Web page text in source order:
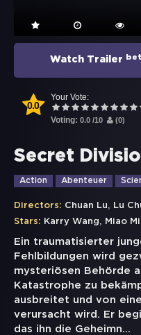
Watch Trailer
0.0
Your Vote:
Voting: 0.0 /10 (0)
Secret
Action Abenteuer
Directors: Chuan Lu, Lu
Stars: Karry Wang, Miao
Ein traumatisierter
Fehlbildungen wird
mysteriösen Behörde
Katastrophe zu
ausbreitet und von
verursacht wird. Er
das ihn die Geheimn...